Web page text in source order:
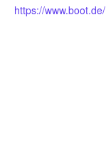
https://www.boot.de/